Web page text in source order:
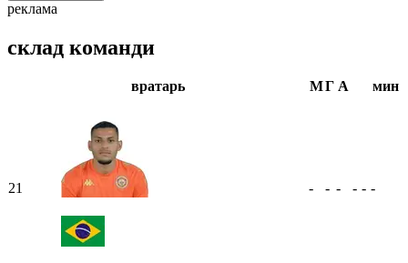
реклама
склад команди
вратарь МГ А мин
21 - - - - - -